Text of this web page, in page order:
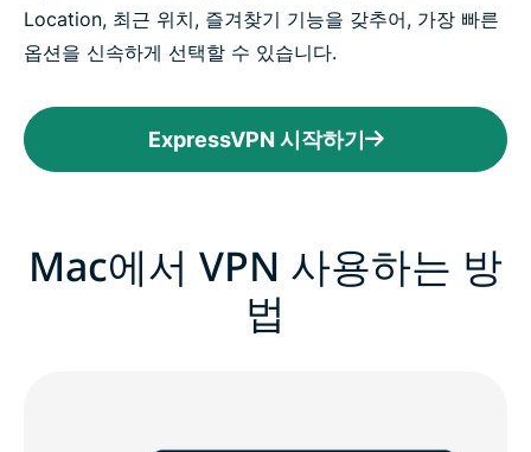
Location, 최근 위치, 즐겨찾기 기능을 갖추어, 가장 빠른
옵션을 신속하게 선택할 수 있습니다.
ExpressVPN 시작하기
Mac에서 VPN 사용하는 방
법